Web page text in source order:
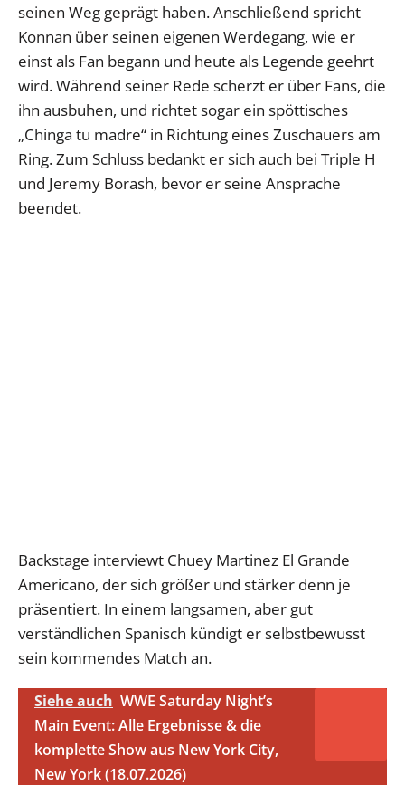
seinen Weg geprägt haben. Anschließend spricht
Konnan über seinen eigenen Werdegang, wie er
einst als Fan begann und heute als Legende geehrt
wird. Während seiner Rede scherzt er über Fans, die
ihn ausbuhen, und richtet sogar ein spöttisches
„Chinga tu madre“ in Richtung eines Zuschauers am
Ring. Zum Schluss bedankt er sich auch bei Triple H
und Jeremy Borash, bevor er seine Ansprache
beendet.
Backstage interviewt Chuey Martinez El Grande
Americano, der sich größer und stärker denn je
präsentiert. In einem langsamen, aber gut
verständlichen Spanisch kündigt er selbstbewusst
sein kommendes Match an.
Siehe auch WWE Saturday Night’s
Main Event: Alle Ergebnisse & die
komplette Show aus New York City,
New York (18.07.2026)